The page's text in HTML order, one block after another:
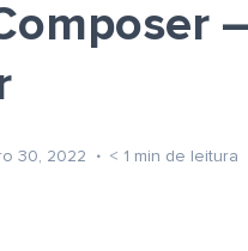
30, 2022 < 1 min de leitura